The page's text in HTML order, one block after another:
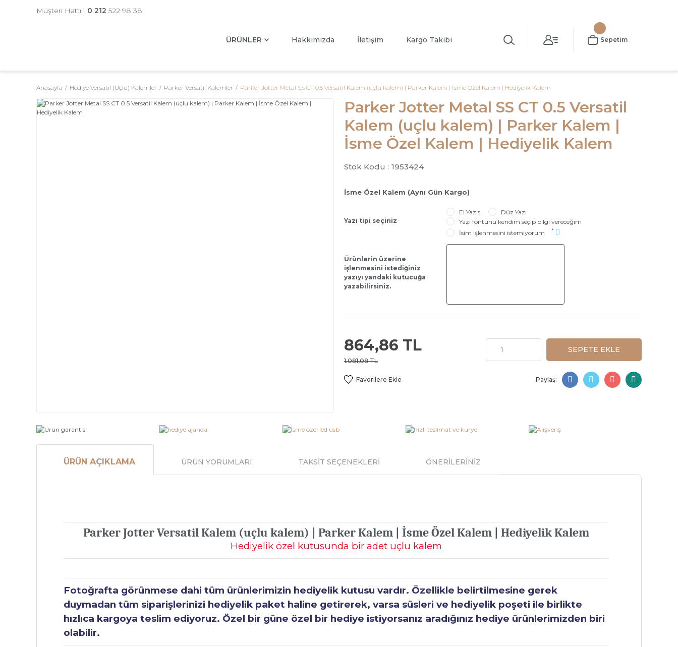
Müşteri Hattı : 0 212 522 98 38
ÜRÜNLER Hakkımızda İletişim Kargo Takibi Sepetim
Anasayfa Hediye Versatil (Uçlu) Kalemler Parker Versatil Kalemler Parker Jotter Metal SS CT 0.5 Versatil Kalem (uçlu kalem) | Parker Kalem | İsme Özel Kalem | Hediyelik Kalem
Parker Jotter Metal SS CT 0.5 Versatil
Kalem (uçlu kalem) | Parker Kalem |
İsme Özel Kalem | Hediyelik Kalem
Stok Kodu : 1953424
İsme Özel Kalem (Aynı Gün Kargo)
Yazı tipi seçiniz
El Yazısı
Düz Yazı
Yazı fontunu kendim seçip bilgi vereceğim
İsim işlenmesini istemiyorum
*
Ürünlerin üzerine
işlenmesini istediğiniz
yazıyı yandaki kutucuğa
yazabilirsiniz.
864,86 TL
1.081,08 TL
SEPETE EKLE
Paylaş:
ÜRÜN AÇIKLAMA ÜRÜN YORUMLARI TAKSİT SEÇENEKLERİ ÖNERİLERİNİZ
Parker Jotter Versatil Kalem (uçlu kalem) | Parker Kalem | İsme Özel Kalem | Hediyelik Kalem
Hediyelik özel kutusunda bir adet uçlu kalem
Fotoğrafta görünmese dahi tüm ürünlerimizin hediyelik kutusu vardır. Özellikle belirtilmesine gerek
duymadan tüm siparişlerinizi hediyelik paket haline getirerek, varsa süsleri ve hediyelik poşeti ile birlikte
hızlıca kargoya teslim ediyoruz. Özel bir güne özel bir hediye istiyorsanız aradığınız hediye ürünlerimizden biri
olabilir.